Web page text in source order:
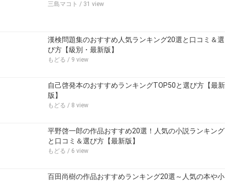
三島マコト / 31 view
漢検問題集のおすすめ人気ランキング20選と口コミ＆選
び方【級別・最新版】
もどる / 9 view
自己啓発本のおすすめランキングTOP50と選び方【最新
版】
もどる / 8 view
平野啓一郎の作品おすすめ20選！人気の小説ランキング
と口コミ＆選び方【最新版】
もどる / 6 view
百田尚樹の作品おすすめランキング20選～人気の本や小